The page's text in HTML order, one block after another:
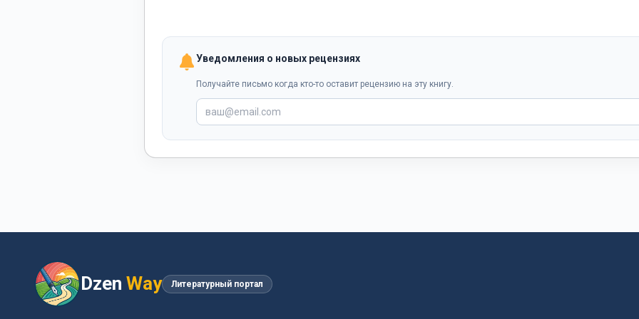
Уведомления о новых рецензиях
Получайте письмо когда кто-то оставит рецензию на эту книгу.
Dzen Way Литературный портал